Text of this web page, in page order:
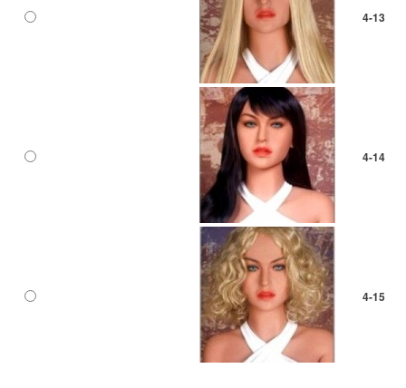
4-13
4-14
4-15